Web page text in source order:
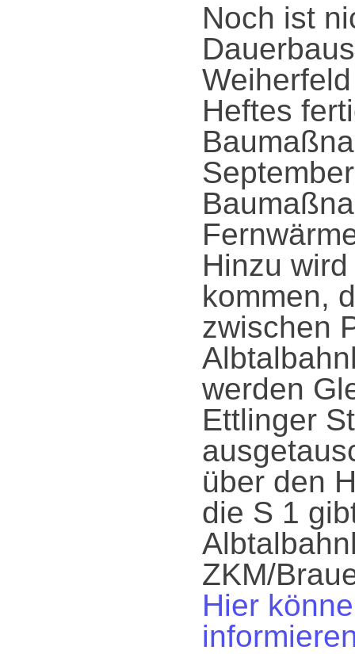
Noch ist
Heftes
Hinzu
kommen,
zwischen
werden
Ettlinger
über den
die S 1
ZKM/
Hier